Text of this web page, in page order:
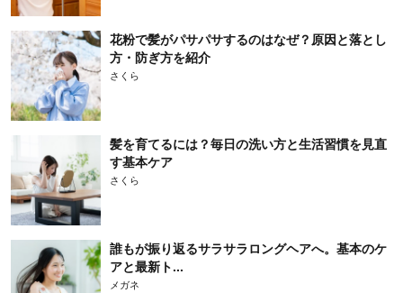
花粉で髪がパサパサするのはなぜ？原因と落とし
方・防ぎ方を紹介
さくら
髪を育てるには？毎日の洗い方と生活習慣を見直
す基本ケア
さくら
誰もが振り返るサラサラロングヘアへ。基本のケ
アと最新ト...
メガネ